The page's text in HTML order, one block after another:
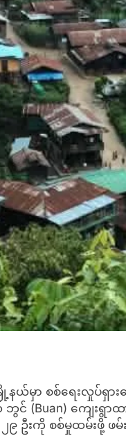
ယ်မှာ စစ်ရေးလှုပ်ရှာ
င် (Buan) ကျေးရွ
ဦးကို စစ်မှုထမ်းဖို့ ဖ